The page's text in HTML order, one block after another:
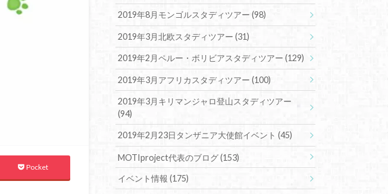
Pocket
2019年8月モンゴルスタディツアー(98)
2019年3月北欧スタディツアー(31)
2019年2月ペルー・ボリビアスタディツアー(129)
2019年3月アフリカスタディツアー(100)
2019年3月キリマンジャロ登山スタディツアー
(94)
2019年2月23日タンザニア大使館イベント(45)
MOTIproject代表のブログ(153)
イベント情報(175)